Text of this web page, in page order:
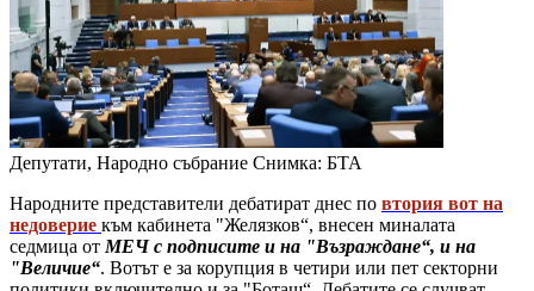
Депутати, Народно събрание Снимка: БТА
Народните представители дебатират днес по втория вот на
недоверие към кабинета "Желязков“, внесен миналата
седмица от МЕЧ с подписите и на "Възраждане“, и на
"Величие“. Вотът е за корупция в четири или пет секторни